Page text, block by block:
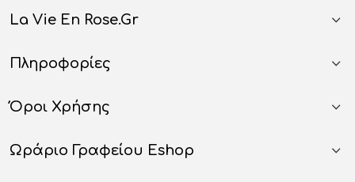
La Vie En Rose.gr
Πληροφορίες
Όροι Χρήσης
Ωράριο Γραφείου Eshop